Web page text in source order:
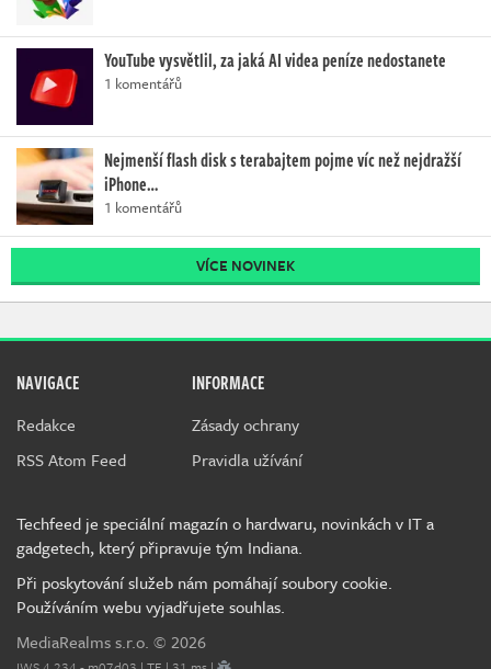
YouTube vysvětlil, za jaká AI videa peníze nedostanete
1 komentářů
Nejmenší flash disk s terabajtem pojme víc než nejdražší
iPhone…
1 komentářů
VÍCE NOVINEK
NAVIGACE
Redakce
RSS Atom Feed
INFORMACE
Zásady ochrany
Pravidla užívání
Techfeed je speciální magazín o hardwaru, novinkách v IT a
gadgetech, který připravuje tým Indiana.
Při poskytování služeb nám pomáhají soubory cookie.
Používáním webu vyjadřujete souhlas.
MediaRealms s.r.o. © 2026